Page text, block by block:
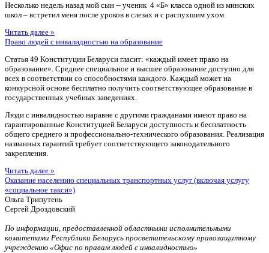
Несколько недель назад мой сын -- ученик 4 «Б» класса одной из минских
школ – встретил меня после уроков в слезах и с распухшим ухом.
Читать далее »
Право людей с инвалидностью на образование
Статья 49 Конституции Беларуси гласит: «каждый имеет право на
образование». Среднее специальное и высшее образование доступно для
всех в соответствии со способностями каждого. Каждый может на
конкурсной основе бесплатно получить соответствующее образование в
государственных учебных заведениях.
Люди с инвалидностью наравне с другими гражданами имеют право на
гарантированные Конституцией Беларуси доступность и бесплатность
общего среднего и профессионально-технического образования. Реализация
названных гарантий требует соответствующего законодательного
закрепления.
Читать далее »
Оказание населению специальных транспортных услуг (включая услугу
«социальное такси»)
Ольга Трипутень
Сергей Дроздовский
По информации, предоставленной областными исполнительными
комитетами Республики Беларусь просветительскому правозащитному
учреждению «Офис по правам людей с инвалидностью»